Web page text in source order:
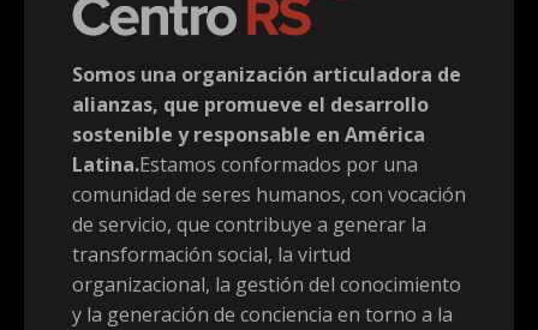
Somos una organización articuladora de
alianzas, que promueve el desarrollo
sostenible y responsable en América
Latina.Estamos conformados por una
comunidad de seres humanos, con vocación
de servicio, que contribuye a generar la
transformación social, la virtud
organizacional, la gestión del conocimiento
y la generación de conciencia en torno a la